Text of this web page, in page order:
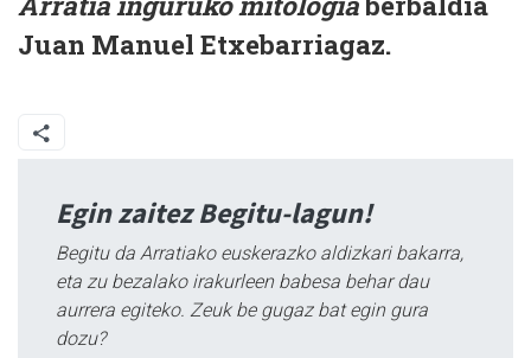
Juan Manuel Etxebarriagaz.
Egin zaitez Begitu-lagun!
Begitu da Arratiako euskerazko aldizkari bakarra,
eta zu bezalako irakurleen babesa behar dau
aurrera egiteko. Zeuk be gugaz bat egin gura
dozu?